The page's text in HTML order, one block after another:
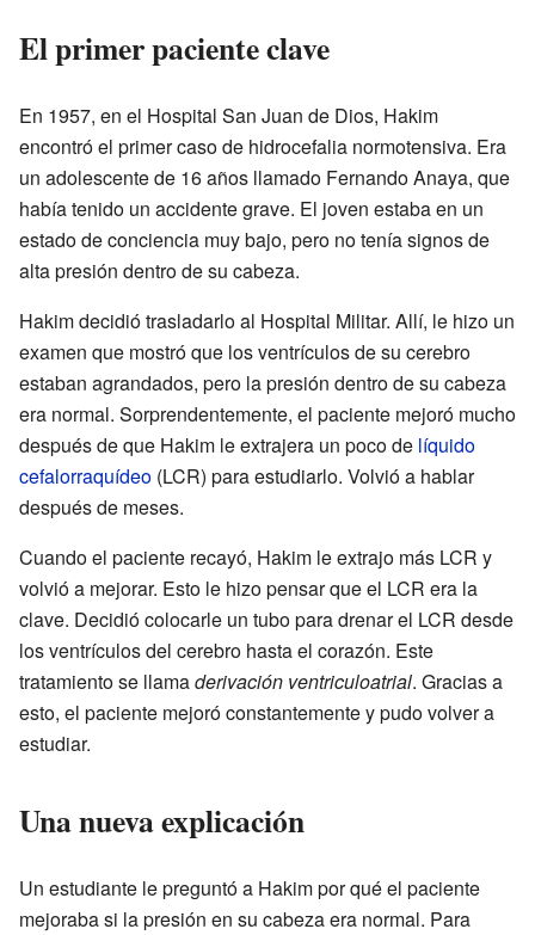
El primer paciente clave
En 1957, en el Hospital San Juan de Dios, Hakim
encontró el primer caso de hidrocefalia normotensiva. Era
un adolescente de 16 años llamado Fernando Anaya, que
había tenido un accidente grave. El joven estaba en un
estado de conciencia muy bajo, pero no tenía signos de
alta presión dentro de su cabeza.
Hakim decidió trasladarlo al Hospital Militar. Allí, le hizo un
examen que mostró que los ventrículos de su cerebro
estaban agrandados, pero la presión dentro de su cabeza
era normal. Sorprendentemente, el paciente mejoró mucho
después de que Hakim le extrajera un poco de líquido
cefalorraquídeo (LCR) para estudiarlo. Volvió a hablar
después de meses.
Cuando el paciente recayó, Hakim le extrajo más LCR y
volvió a mejorar. Esto le hizo pensar que el LCR era la
clave. Decidió colocarle un tubo para drenar el LCR desde
los ventrículos del cerebro hasta el corazón. Este
tratamiento se llamaderivación ventriculoatrial. Gracias a
esto, el paciente mejoró constantemente y pudo volver a
estudiar.
Una nueva explicación
Un estudiante le preguntó a Hakim por qué el paciente
mejoraba si la presión en su cabeza era normal. Para